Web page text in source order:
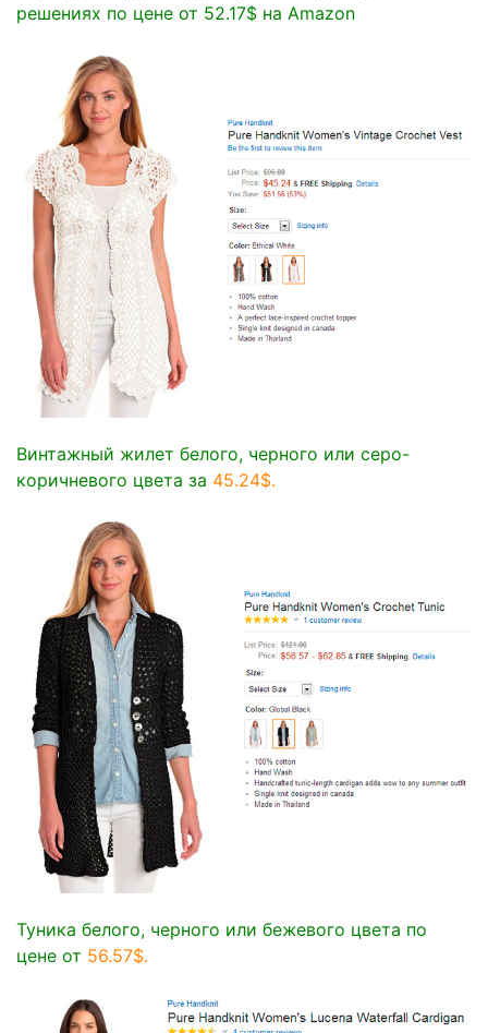
решениях по цене от 52.17$ на Amazon
Винтажный жилет белого, черного или серо-
коричневого цвета за 45.24$.
Туника белого, черного или бежевого цвета по
цене от 56.57$.